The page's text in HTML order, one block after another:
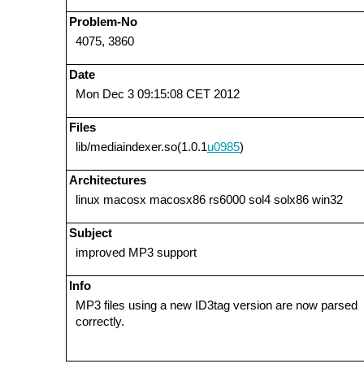
Problem-No
4075, 3860
Date
Mon Dec 3 09:15:08 CET 2012
Files
lib/mediaindexer.so(1.0.1u0985)
Architectures
linux macosx macosx86 rs6000 sol4 solx86 win32
Subject
improved MP3 support
Info
MP3 files using a new ID3tag version are now parsed
correctly.